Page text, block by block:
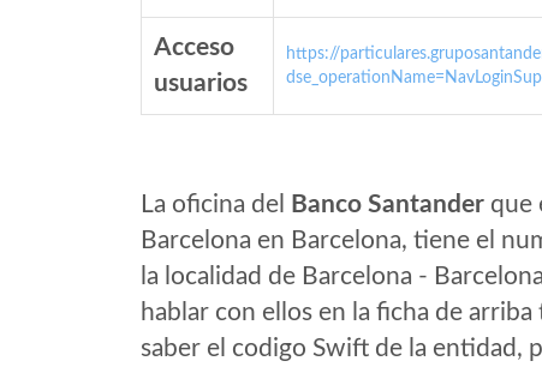
Acceso
usuarios
https://
La oficina del Banco Santander que
Barcelona en Barcelona, tiene el
la localidad de Barcelona -
hablar con ellos en la ficha de
saber el codigo Swift de la entidad,